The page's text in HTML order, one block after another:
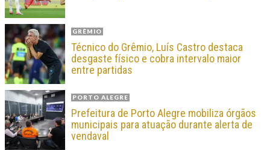
GRÊMIO
Técnico do Grêmio, Luís Castro destaca
desgaste físico e cobra intervalo maior
entre partidas
PORTO ALEGRE
Prefeitura de Porto Alegre mobiliza órgãos
municipais para atuação durante alerta de
vendaval